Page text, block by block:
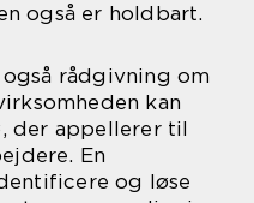
også er holdbart.
rådgivning om
kan
der appellerer til
En
og løse